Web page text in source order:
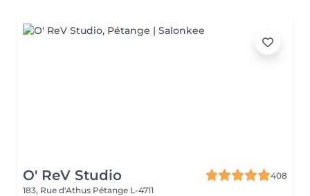
O' ReV Studio
408
183, Rue d'Athus Pétange L-4711